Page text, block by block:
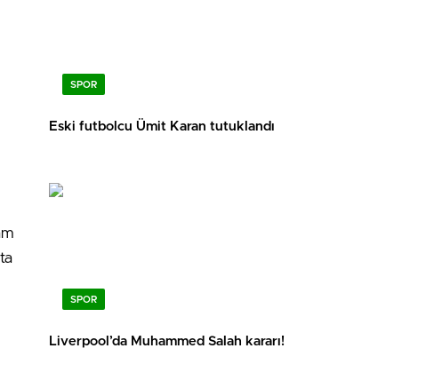
SPOR
Eski futbolcu Ümit Karan tutuklandı
SPOR
Liverpool’da Muhammed Salah kararı!